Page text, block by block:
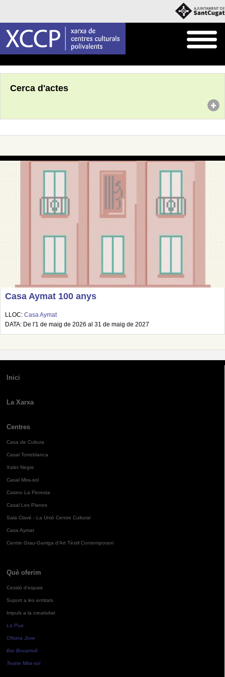
Cerca d'actes
Casa Aymat 100 anys
LLOC: Casa Aymat
DATA: De l'1 de maig de 2026 al 31 de maig de 2027
Inici
La Xarxa
Centres
Casa de Cultura
Casal Torreblanca
Xalet Negre
Casal Mira-sol
Casino La Floresta
Casal Les Planes
Sala Clavé - La Unió Centre Cultural
Casa Aymat
Centre Grau-Garriga d'Art Tèxtil Contemporani
Què oferim
Cessió d'espais
Suport a les entitats
Impuls a la creativitat
La Pua
Oficina Jove
Bar Bocamoll
Teatre Mira-sol